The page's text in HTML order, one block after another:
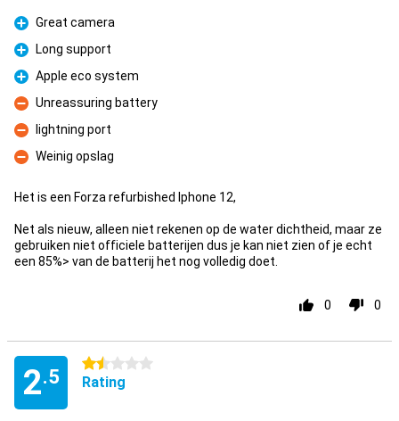
Pro
Great camera
Pro
Long support
Pro
Apple eco system
Con
Unreassuring battery
Con
lightning port
Con
Weinig opslag
Het is een Forza refurbished Iphone 12,
Net als nieuw, alleen niet rekenen op de water dichtheid, maar ze
gebruiken niet officiele batterijen dus je kan niet zien of je echt
een 85%> van de batterij het nog volledig doet.
0 0
2.5
1.5 stars
Rating